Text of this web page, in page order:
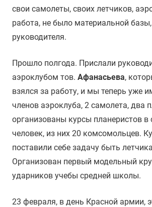
свои самолеты, своих летчиков,
работа, не было материальной
руководителя.
Прошло полгода. Прислали
аэроклубом тов. Афанасьева,
взялся за работу, и мы теперь уже
членов аэроклуба, 2 самолета, два
организованы курсы планеристов в
человек, из них 20 комсомольцев.
поставили себе задачу быть
Организован первый модельный
ударников учебы средней школы.
23 февраля, в день Красной армии,